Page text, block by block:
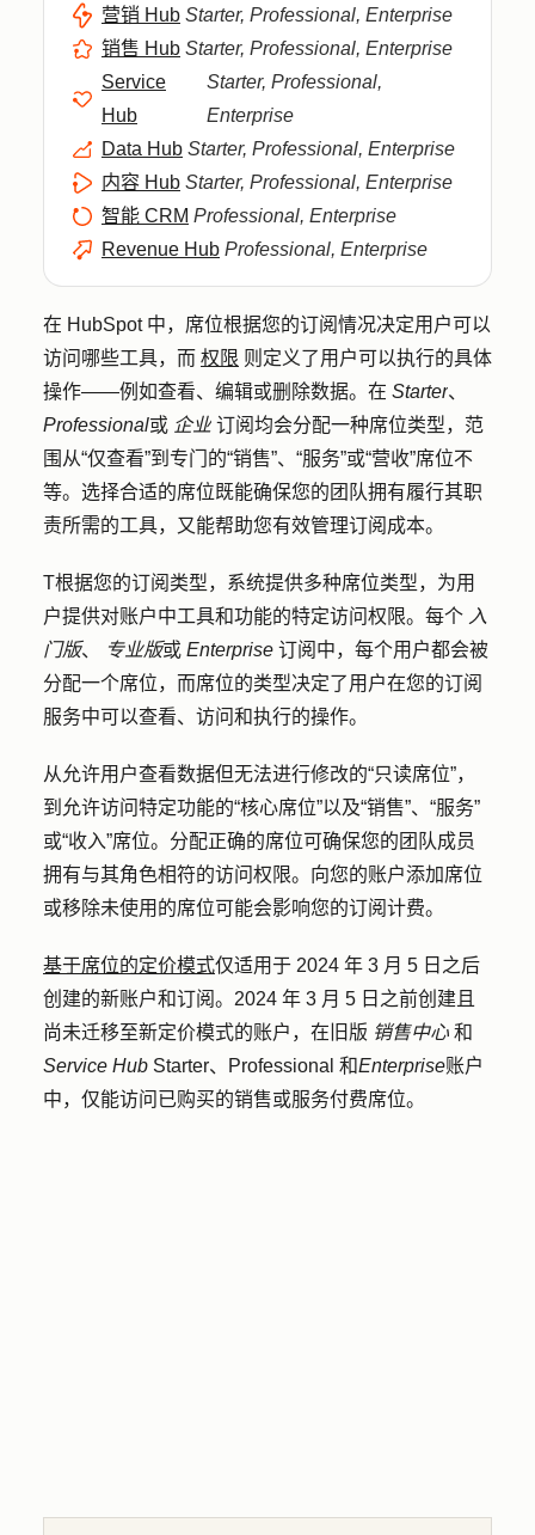
营销 Hub Starter, Professional, Enterprise
销售 Hub Starter, Professional, Enterprise
Service
Hub
Starter, Professional,
Enterprise
Data Hub Starter, Professional, Enterprise
内容 Hub Starter, Professional, Enterprise
智能 CRM Professional, Enterprise
Revenue Hub Professional, Enterprise
在 HubSpot 中，席位根据您的订阅情况决定用户可以
访问哪些工具，而 权限 则定义了用户可以执行的具体
操作——例如查看、编辑或删除数据。在 Starter、
Professional或 企业 订阅均会分配一种席位类型，范
围从“仅查看”到专门的“销售”、“服务”或“营收”席位不
等。选择合适的席位既能确保您的团队拥有履行其职
责所需的工具，又能帮助您有效管理订阅成本。
T根据您的订阅类型，系统提供多种席位类型，为用
户提供对账户中工具和功能的特定访问权限。每个 入
门版、 专业版或 Enterprise 订阅中，每个用户都会被
分配一个席位，而席位的类型决定了用户在您的订阅
服务中可以查看、访问和执行的操作。
从允许用户查看数据但无法进行修改的“只读席位”，
到允许访问特定功能的“核心席位”以及“销售”、“服务”
或“收入”席位。分配正确的席位可确保您的团队成员
拥有与其角色相符的访问权限。向您的账户添加席位
或移除未使用的席位可能会影响您的订阅计费。
基于席位的定价模式仅适用于 2024 年 3 月 5 日之后
创建的新账户和订阅。2024 年 3 月 5 日之前创建且
尚未迁移至新定价模式的账户，在旧版 销售中心 和
Service Hub Starter、Professional 和Enterprise账户
中，仅能访问已购买的销售或服务付费席位。